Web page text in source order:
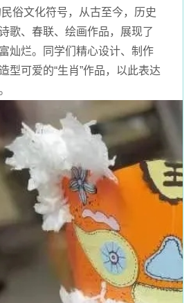
俗文化符号，从古至今，历史
歌、春联、绘画作品，展现了
灿烂。同学们精心设计、制作
型可爱的“生肖”作品，以此表达